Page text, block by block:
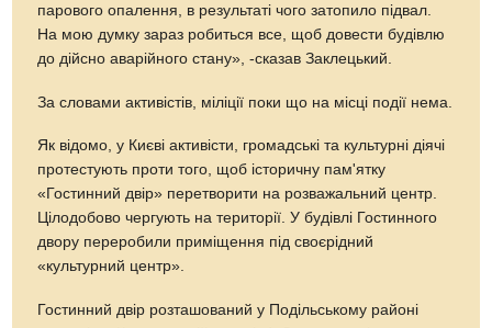
парового опалення, в результаті чого затопило підвал.
На мою думку зараз робиться все, щоб довести будівлю
до дійсно аварійного стану», -сказав Заклецький.
За словами активістів, міліції поки що на місці події нема.
Як відомо, у Києві активісти, громадські та культурні діячі
протестують проти того, щоб історичну пам'ятку
«Гостинний двір» перетворити на розважальний центр.
Цілодобово чергують на території. У будівлі Гостинного
двору переробили приміщення під своєрідний
«культурний центр».
Гостинний двір розташований у Подільському районі